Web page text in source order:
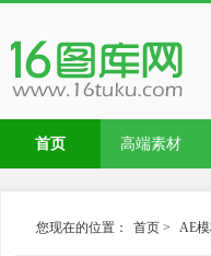
首页 高端素材
您现在的位置： 首页 > AE